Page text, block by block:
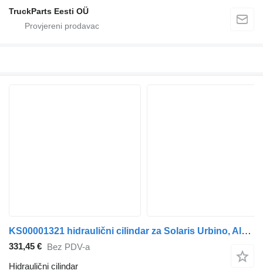
TruckParts Eesti OÜ
KS00001321 hidraulični cilindar za Solaris Urbino, Alpino, Vacanza (1999-) autobusa
331,45 € Bez PDV-a
Hidraulični cilindar